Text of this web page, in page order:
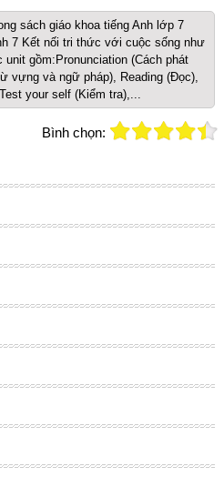
sách giáo khoa tiếng Anh lớp 7
7 Kết nối tri thức với cuộc sống như
gồm:Pronunciation (Cách phát
vựng và ngữ pháp), Reading (Đọc),
your self (Kiểm tra),...
Bình chọn: